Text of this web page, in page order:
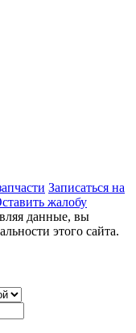
Записаться на
жалобу
данные, вы
этого сайта.